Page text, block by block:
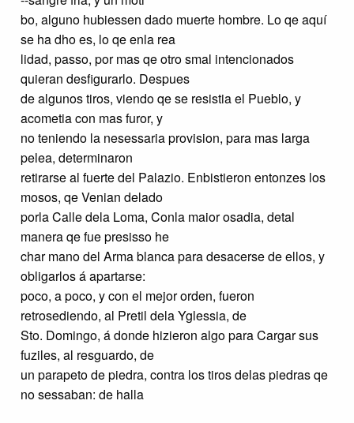
bo, alguno hubiessen dado muerte hombre. Lo qe aquí
se ha dho es, lo qe enla rea
lidad, passo, por mas qe otro smal intencionados
quieran desfigurarlo. Despues
de algunos tiros, viendo qe se resistia el Pueblo, y
acometia con mas furor, y
no teniendo la nesessaria provision, para mas larga
pelea, determinaron
retirarse al fuerte del Palazio. Enbistieron entonzes los
mosos, qe Venian delado
porla Calle dela Loma, Conla maior osadia, detal
manera qe fue presisso he
char mano del Arma blanca para desacerse de ellos, y
obligarlos á apartarse:
poco, a poco, y con el mejor orden, fueron
retrosediendo, al Pretil dela Yglessia, de
Sto. Domingo, á donde hizieron algo para Cargar sus
fuziles, al resguardo, de
un parapeto de piedra, contra los tiros delas piedras qe
no sessaban: de halla